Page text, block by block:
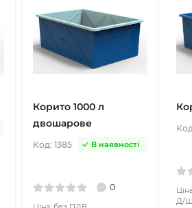
Корито 1000 л
двошарове
Код: 1385 В наявності
0
Д/Ш/